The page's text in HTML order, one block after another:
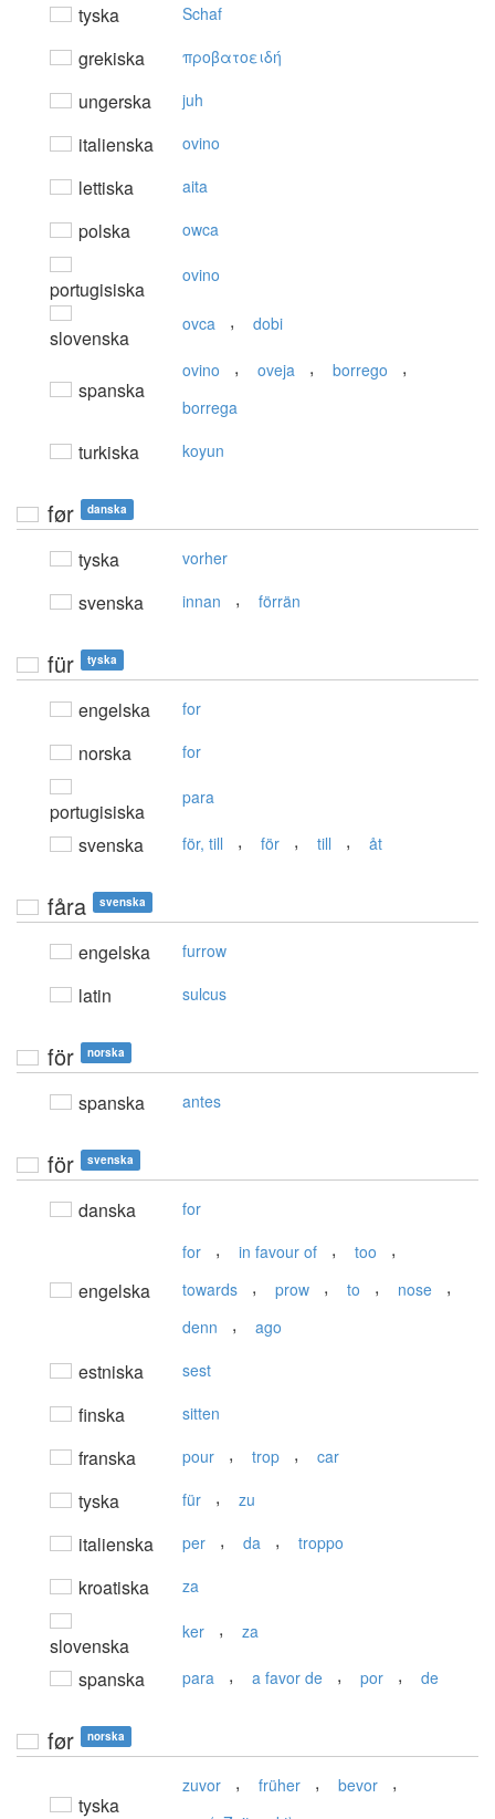
tyska Schaf
grekiska πρoβατoειδή
ungerska juh
italienska ovino
lettiska aita
polska owca
portugisiska
ovino
slovenska
ovca , dobi
spanska
ovino , oveja , borrego ,
borrega
turkiska koyun
før danska
tyska vorher
svenska innan , förrän
für tyska
engelska for
norska for
portugisiska
para
svenska för, till , för , till , åt
fåra svenska
engelska furrow
latin sulcus
för norska
spanska antes
för svenska
danska for
engelska
for , in favour of , too ,
towards , prow , to , nose ,
denn , ago
estniska sest
finska sitten
franska pour , trop , car
tyska für , zu
italienska per , da , troppo
kroatiska za
slovenska
ker , za
spanska para , a favor de , por , de
før norska
tyska
zuvor , früher , bevor ,